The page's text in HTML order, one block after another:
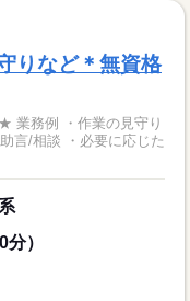
りなど＊無資格
言/相談 ・必要に応じた
）